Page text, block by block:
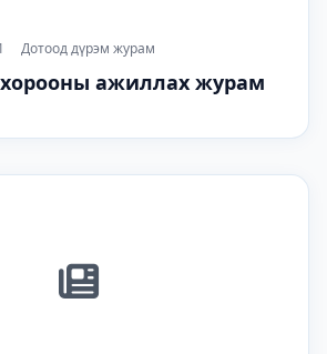
Дотоод дүрэм журам
хорооны ажиллах журам